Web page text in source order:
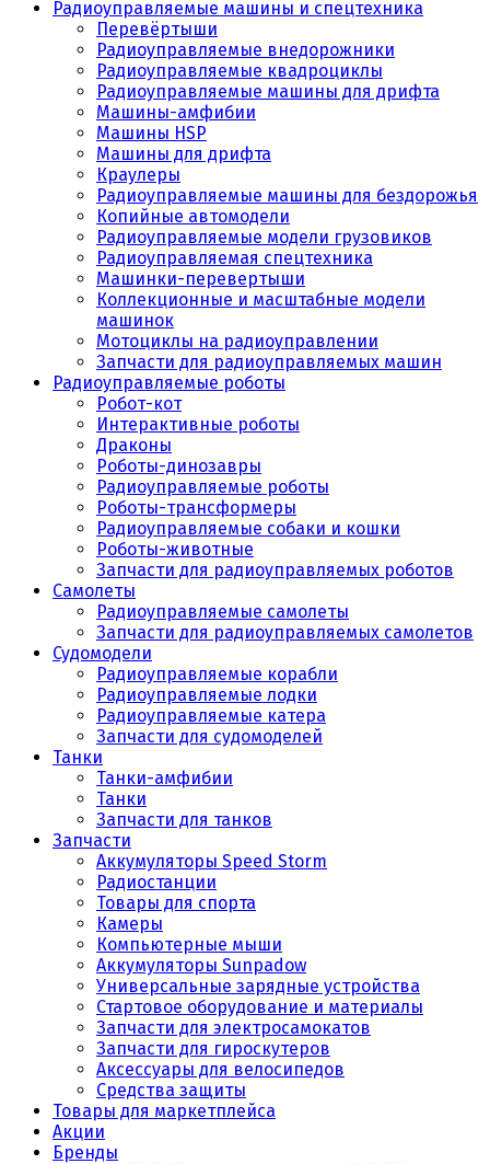
Радиоуправляемые машины и спецтехника
Перевёртыши
Радиоуправляемые внедорожники
Радиоуправляемые квадроциклы
Радиоуправляемые машины для дрифта
Машины-амфибии
Машины HSP
Машины для дрифта
Краулеры
Радиоуправляемые машины для бездорожья
Копийные автомодели
Радиоуправляемые модели грузовиков
Радиоуправляемая спецтехника
Машинки-перевертыши
Коллекционные и масштабные модели
машинок
Мотоциклы на радиоуправлении
Запчасти для радиоуправляемых машин
Радиоуправляемые роботы
Робот-кот
Интерактивные роботы
Драконы
Роботы-динозавры
Радиоуправляемые роботы
Роботы-трансформеры
Радиоуправляемые собаки и кошки
Роботы-животные
Запчасти для радиоуправляемых роботов
Самолеты
Радиоуправляемые самолеты
Запчасти для радиоуправляемых самолетов
Судомодели
Радиоуправляемые корабли
Радиоуправляемые лодки
Радиоуправляемые катера
Запчасти для судомоделей
Танки
Танки-амфибии
Танки
Запчасти для танков
Запчасти
Аккумуляторы Speed Storm
Радиостанции
Товары для спорта
Камеры
Компьютерные мыши
Аккумуляторы Sunpadow
Универсальные зарядные устройства
Стартовое оборудование и материалы
Запчасти для электросамокатов
Запчасти для гироскутеров
Аксессуары для велосипедов
Средства защиты
Товары для маркетплейса
Акции
Бренды